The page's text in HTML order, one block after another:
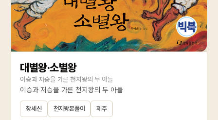
대별왕·소별왕
이승과 저승을 가른 천지왕의 두 아들
이승과 저승을 가른 천지왕의 두 아들
창세신 천지왕본풀이 제주